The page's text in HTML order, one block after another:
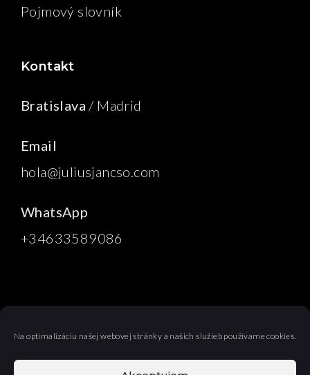
Na optimalizáciu našej webovej stránky a našich služieb používame cookies.
Pojmový slovník
Kontakt
Bratislava / Madrid
Email
hola@juliusjancso.com
WhatsApp
+34633589086